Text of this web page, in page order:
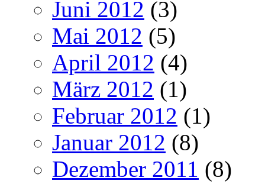
Juni 2012 (3)
Mai 2012 (5)
April 2012 (4)
März 2012 (1)
Februar 2012 (1)
Januar 2012 (8)
Dezember 2011 (8)